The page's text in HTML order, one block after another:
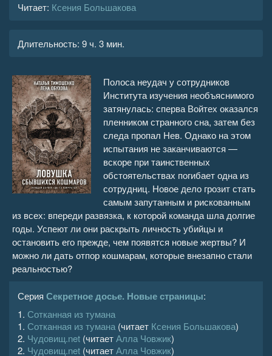
Ловушка сбывшихся кошмаров 15
26:48
Ловушка сбывшихся кошмаров 16
25:31
Ловушка сбывшихся кошмаров 17
Ловушка сбывшихся кошмаров 18
34:37
Ловушка сбывшихся кошмаров 19
Читает: Ксения Большакова
Длительность: 9 ч. 3 мин.
Полоса неудач у сотрудников
Института изучения необъяснимого
затянулась: сперва Войтех оказался
пленником странного сна, затем без
следа пропал Нев. Однако на этом
испытания не заканчиваются —
вскоре при таинственных
обстоятельствах погибает одна из
сотрудниц. Новое дело грозит стать
самым запутанным и рискованным
из всех: впереди развязка, к которой команда шла долгие
годы. Успеют ли они раскрыть личность убийцы и
остановить его прежде, чем появятся новые жертвы? И
можно ли дать отпор кошмарам, которые внезапно стали
реальностью?
Серия Секретное досье. Новые страницы:
1. Сотканная из тумана
1. Сотканная из тумана (читает Ксения Большакова)
2. Чудовищ.net (читаетАлла Човжик)
2. Чудовищ.net (читаетАлла Човжик)